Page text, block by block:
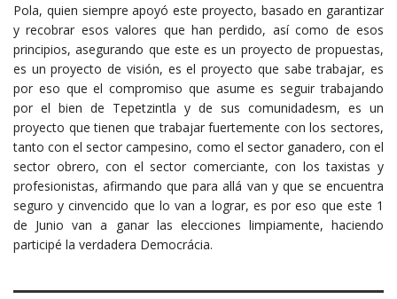
Pola, quien siempre apoyó este proyecto, basado en garantizar
y recobrar esos valores que han perdido, así como de esos
principios, asegurando que este es un proyecto de propuestas,
es un proyecto de visión, es el proyecto que sabe trabajar, es
por eso que el compromiso que asume es seguir trabajando
por el bien de Tepetzintla y de sus comunidadesm, es un
proyecto que tienen que trabajar fuertemente con los sectores,
tanto con el sector campesino, como el sector ganadero, con el
sector obrero, con el sector comerciante, con los taxistas y
profesionistas, afirmando que para allá van y que se encuentra
seguro y cinvencido que lo van a lograr, es por eso que este 1
de Junio van a ganar las elecciones limpiamente, haciendo
participé la verdadera Democrácia.